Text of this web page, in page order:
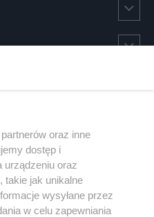
oraz inne
dostęp i
urządzeniu oraz
takie jak unikalne
wysyłane przez
w celu zapewniania